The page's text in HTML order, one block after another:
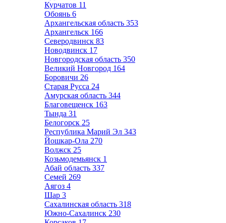
Курчатов 11
Обоянь 6
Архангельская область 353
Архангельск 166
Северодвинск 83
Новодвинск 17
Новгородская область 350
Великий Новгород 164
Боровичи 26
Старая Русса 24
Амурская область 344
Благовещенск 163
Тында 31
Белогорск 25
Республика Марий Эл 343
Йошкар-Ола 270
Волжск 25
Козьмодемьянск 1
Абай область 337
Семей 269
Аягоз 4
Шар 3
Сахалинская область 318
Южно-Сахалинск 230